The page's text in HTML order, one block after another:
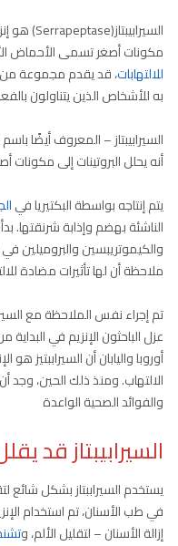
السيرابيبتاز(Serrapeptase) هو إنزيم بروتيني، مما يعني أنه يحلل
مكونات أصغر تسمى الأحماض
للالتهابات، قد يقدم مجموعة من
به للأشخاص الذين يتناولون
السيرابيبتاز – المعروف أيضًا
أنه يحلل البروتينات إلى
يتم إنتاجه بواسطة البكتيريا في
الناشئة بهضم وإذابة شرنقتها.
والكيموتريبسين والبروميلين
ملاحظة أن لها تأثيرات مضادة
تم إجراء نفس الملاحظة مع
عزل الباحثون الإنزيم في
أوروبا واليابان أن السيراببتيز هو
الالتهاب. ومنذ ذلك الحين، وجد
والفوائد الصحية الواعدة
السيرابيبتازقد
يستخدم السيراببتاز بشكل شائع
في طب الأسنان، تم استخدام
إزالة الأسنان – لتقليل الألم، و